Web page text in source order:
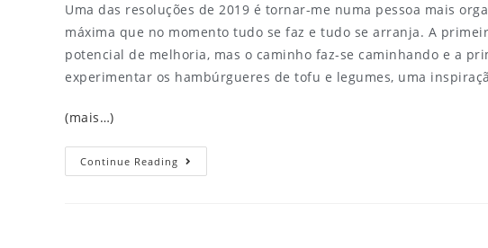
Uma das resoluções de 2019 é tornar-me numa pessoa mais
máxima que no momento tudo se faz e tudo se arranja. A
potencial de melhoria, mas o caminho faz-se caminhando e a
experimentar os hambúrgueres de tofu e legumes, uma
(mais…)
Continue Reading